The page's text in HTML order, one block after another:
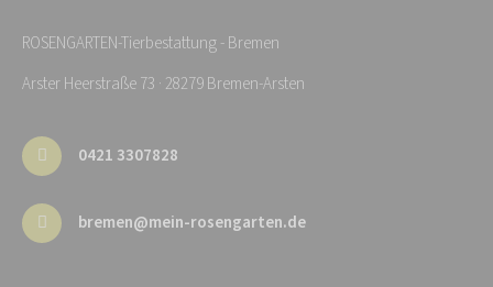
ROSENGARTEN-Tierbestattung - Bremen
Arster Heerstraße 73 · 28279 Bremen-Arsten
0421 3307828
bremen@mein-rosengarten.de